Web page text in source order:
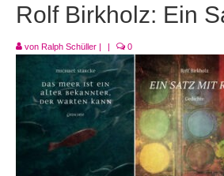
Veranstaltungen
Andenken
Neuerscheinungen von
Ausschreibungen
Leipziger Lyrikbibliothek
Rolf Birkholz: Ein
von Ralph Schüller | | 0